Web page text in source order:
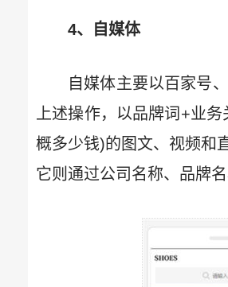
4、自媒体
自媒体主要以百家号
上述操作，以品牌词+业
概多少钱)的图文、视频和
它则通过公司名称、品牌